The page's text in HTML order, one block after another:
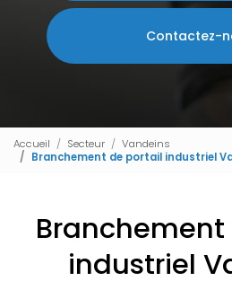
Contactez-
Accueil Secteur
Vandeins
Branchement de portail industriel
industriel